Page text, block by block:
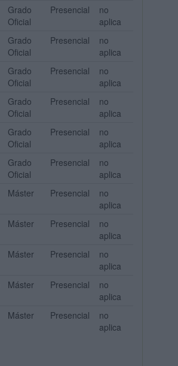
Grado
Oficial
Presencial
no
aplica
Grado
Oficial
Presencial
no
aplica
Grado
Oficial
Presencial
no
aplica
Grado
Oficial
Presencial
no
aplica
Grado
Oficial
Presencial
no
aplica
Grado
Oficial
Presencial
no
aplica
Máster Presencial
no
aplica
Máster Presencial
no
aplica
Máster Presencial
no
aplica
Máster Presencial
no
aplica
Máster Presencial
no
aplica